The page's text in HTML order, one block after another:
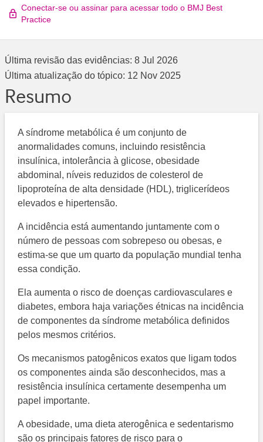
Conectar-se ou assinar para acessar todo o BMJ Best
Practice
Última revisão das evidências: 8 Jul 2026
Última atualização do tópico: 12 Nov 2025
Resumo
A síndrome metabólica é um conjunto de
anormalidades comuns, incluindo resistência
insulínica, intolerância à glicose, obesidade
abdominal, níveis reduzidos de colesterol de
lipoproteína de alta densidade (HDL), triglicerídeos
elevados e hipertensão.
A incidência está aumentando juntamente com o
número de pessoas com sobrepeso ou obesas, e
estima-se que um quarto da população mundial tenha
essa condição.
Ela aumenta o risco de doenças cardiovasculares e
diabetes, embora haja variações étnicas na incidência
de componentes da síndrome metabólica definidos
pelos mesmos critérios.
Os mecanismos patogênicos exatos que ligam todos
os componentes ainda são desconhecidos, mas a
resistência insulínica certamente desempenha um
papel importante.
A obesidade, uma dieta aterogênica e sedentarismo
são os principais fatores de risco para o